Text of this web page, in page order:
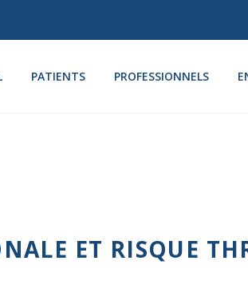
PATIENTS PROFESSIONNELS
ET RISQUE